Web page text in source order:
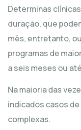
Determinas
duração, que
mês, entretanto,
programas de
a seis meses ou
Na maioria das
indicados casos
complexas.